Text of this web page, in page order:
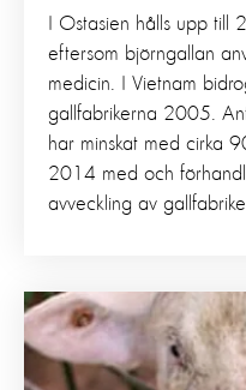
I Ostasien hålls upp
eftersom björngallan
medicin. I Vietnam
gallfabrikerna 2005.
har minskat med cirka
2014 med och
avveckling av